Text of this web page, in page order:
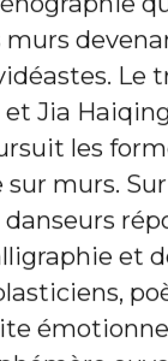
murs
Le
et Jia
les
murs.
danseurs
et